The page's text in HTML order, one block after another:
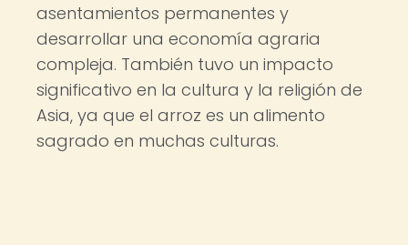
asentamientos permanentes y
desarrollar una economía agraria
compleja. También tuvo un impacto
significativo en la cultura y la religión de
Asia, ya que el arroz es un alimento
sagrado en muchas culturas.